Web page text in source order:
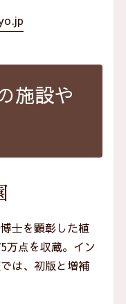
施設や
士を顕彰した植
万点を収蔵。イン
は、初版と増補